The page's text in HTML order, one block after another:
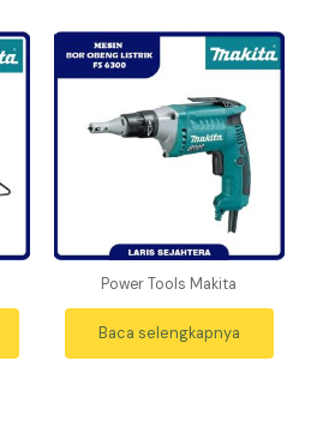
Power Tools Makita
Baca selengkapnya